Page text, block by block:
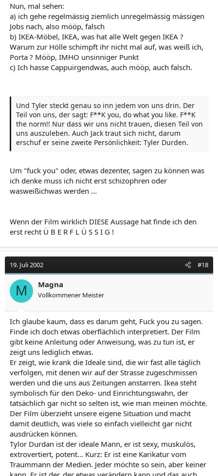
Nun, mal sehen:
a) ich gehe regelmässig ziemlich unregelmässig mässigen
Jobs nach, also mööp, falsch
b) IKEA-Möbel, IKEA, was hat alle Welt gegen IKEA ?
Warum zur Hölle schimpft ihr nicht mal auf, was weiß ich,
Porta ? Mööp, IMHO unsinniger Punkt
c) Ich hasse Cappuirgendwas, auch mööp, auch falsch.
Und Tyler steckt genau so inn jedem von uns drin. Der
Teil von uns, der sagt: F**K you, do what you like. F**K
the norm!! Nur dass wir uns nicht trauen, diesen Teil von
uns auszuleben. Auch Jack traut sich nicht, darum
erschuf er seine zweite Persönlichkeit: Tyler Durden.
Um "fuck you" oder, etwas dezenter, sagen zu können was
ich denke muss ich nicht erst schizophren oder
wasweißichwas werden ...
Wenn der Film wirklich DIESE Aussage hat finde ich den
erst recht Ü B E R F L Ü S S I G !
19. Juli 2002 #18
M Magna
Vollkommener Meister
Ich glaube kaum, dass es darum geht, Fuck you zu sagen.
Finde ich doch etwas oberflächlich interpretiert. Der Film
gibt keine Anleitung oder Anweisung, was zu tun ist, er
zeigt uns lediglich etwas.
Er zeigt, wie krank die Ideale sind, die wir fast alle täglich
verfolgen, mit denen wir auf der Strasse zugeschmissen
werden und die uns aus Zeitungen anstarren. Ikea steht
symbolisch für den Deko- und Einrichtungswahn, der
tatsächlich gar nicht so selten ist, wie man meinen möchte.
Der Film überzieht unsere eigene Situation und macht
damit deutlich, was viele so einfach vielleicht gar nicht
ausdrücken können.
Tylor Durdan ist der ideale Mann, er ist sexy, muskulös,
extrovertiert, potent... Kurz: Er ist eine Karikatur vom
Traummann der Medien. Jeder möchte so sein, aber keiner